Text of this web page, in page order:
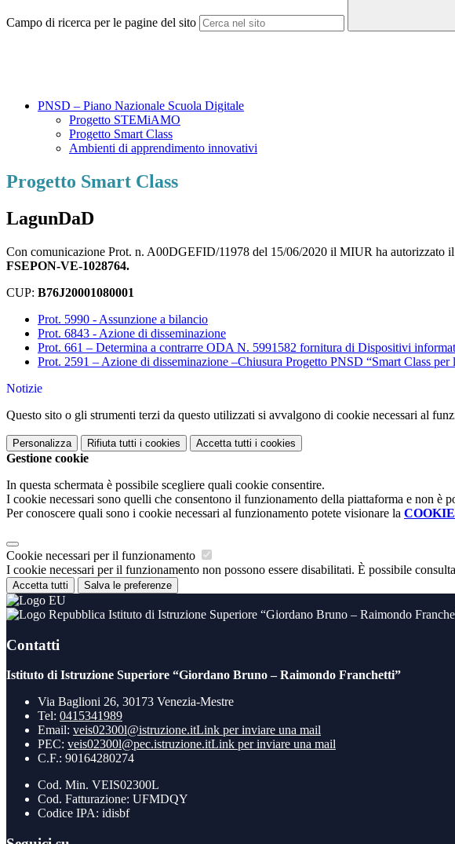
Campo di ricerca per le pagine del sito
PNSD – Piano Nazionale Scuola Digitale
Progetto STEMiAMO
Progetto Smart Class
Ambienti di apprendimento innovativi
Progetto Smart Class
LagunDaD
Con comunicazione Prot. n. A00DGEFID/11978 del 15/06/2020 il MIUR ha autorizzato
FSEPON-VE-1028764.
CUP: B76J20001080001
Prot. 5990 - Assunzione a bilancio
Prot. 6843 - Azione di disseminazione
Prot. 661 – Determina a contrarre ODA N. 5991582 fornitura di Dispositivi
Prot. 2591 – Azione di disseminazione –Chiusura Progetto PNSD “Smart Class per
Notizie
Questo sito o gli strumenti terzi da questo utilizzati si avvalgono di cookie necessari al
Personalizza Rifiuta tutti i cookies Accetta tutti i cookies
Gestione cookie
In questa schermata è possibile scegliere quali cookie consentire.
I cookie necessari sono quelli che consentono il funzionamento della piattaforma e non è
Per conoscere quali sono i cookie necessari al funzionamento potete visionare la
Cookie necessari per il funzionamento
I cookie necessari per il funzionamento non possono essere disabilitati. È possibile
Accetta tutti Salva le preferenze
Istituto di Istruzione Superiore “Giordano Bruno – Raimondo
Contatti
Istituto di Istruzione Superiore “Giordano Bruno – Raimondo Franchetti”
Via Baglioni 26, 30173 Venezia-Mestre
Tel: 0415341989
Email: veis02300l@istruzione.itLink per inviare una mail
PEC: veis02300l@pec.istruzione.itLink per inviare una mail
C.F.: 90164280274
Cod. Min. VEIS02300L
Cod. Fatturazione: UFMDQY
Codice IPA: idisbf